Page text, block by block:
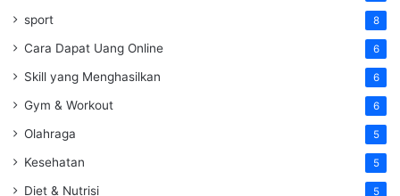
sport 8
Cara Dapat Uang Online 6
Skill yang Menghasilkan 6
Gym & Workout 6
Olahraga 5
Kesehatan 5
Diet & Nutrisi 5